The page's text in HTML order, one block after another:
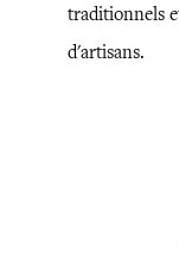
traditionnels
d'artisans.